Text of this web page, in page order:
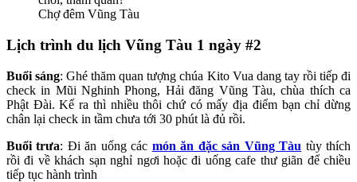
Chợ đêm Vũng Tàu
Lịch trình du lịch Vũng Tàu 1 ngày #2
Buổi sáng: Ghé thăm quan tượng chúa Kito Vua dang tay rồi tiếp đi
check in Mũi Nghinh Phong, Hải đăng Vũng Tàu, chùa thích ca
Phật Đài. Kể ra thì nhiều thôi chứ có mấy địa điểm bạn chỉ dừng
chân lại check in tầm chưa tới 30 phút là đủ rồi.
Buổi trưa: Đi ăn uống các món ăn đặc sản Vũng Tàu tùy thích
rồi đi về khách sạn nghỉ ngơi hoặc đi uống cafe thư giãn để chiều
tiếp tục hành trình